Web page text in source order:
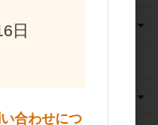
日
合わせにつ